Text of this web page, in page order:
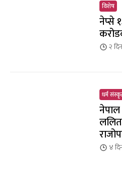
विशेष
नेप्से
२
धर्म
नेपाल
४